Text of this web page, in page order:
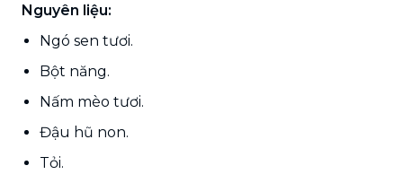
Nguyên liệu:
Ngó sen tươi.
Bột năng.
Nấm mèo tươi.
Đậu hũ non.
Tỏi.